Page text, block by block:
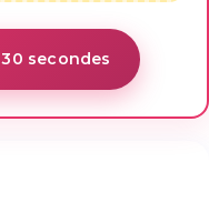
30 secondes